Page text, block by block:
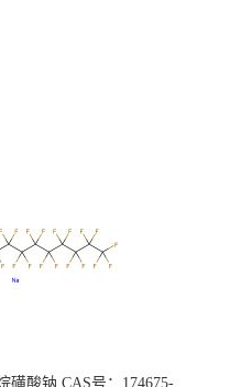
磺酸钠 CAS号：174675-